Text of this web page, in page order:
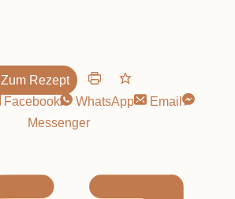
Zum Rezept
Facebook WhatsApp
Email
Messenger